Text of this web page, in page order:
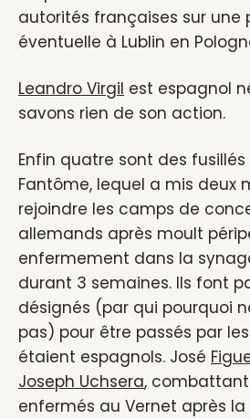
autorités françaises sur une
éventuelle à Lublin en
Leandro Virgil est espagnol
savons rien de son action.
Enfin quatre sont des fusillés
Fantôme, lequel a mis deux
rejoindre les camps de
allemands après moult
enfermement dans la
durant 3 semaines. Ils font
désignés (par qui pourquoi
pas) pour être passés par
étaient espagnols. José
Joseph Uchsera,
enfermés au Vernet après la